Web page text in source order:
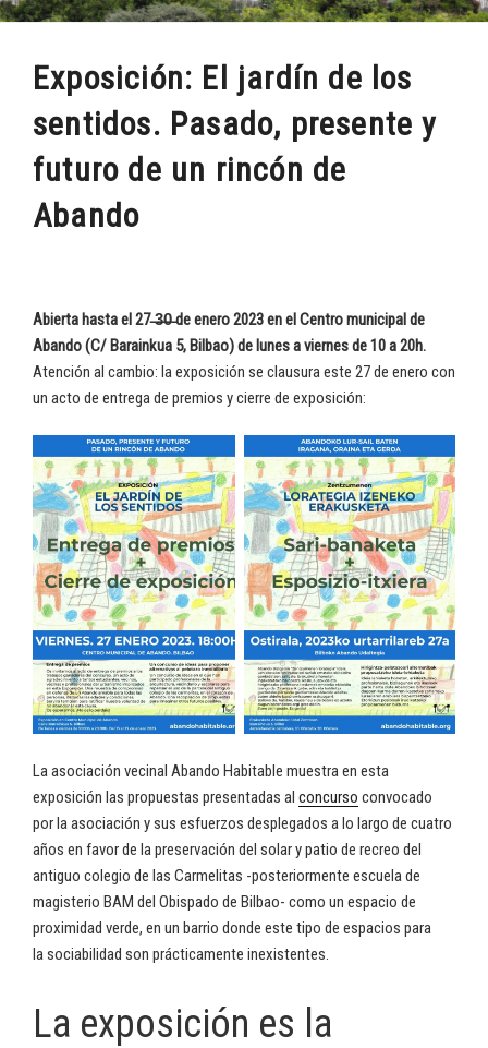
Exposición: El jardín de los
sentidos. Pasado, presente y
futuro de un rincón de
Abando
Abierta hasta el 27 ̶3̶0̶ de enero 2023 en el Centro municipal de
Abando (C/ Barainkua 5, Bilbao) de lunes a viernes de 10 a 20h.
Atención al cambio: la exposición se clausura este 27 de enero con
un acto de entrega de premios y cierre de exposición:
La asociación vecinal Abando Habitable muestra en esta
exposición las propuestas presentadas al concurso convocado
por la asociación y sus esfuerzos desplegados a lo largo de cuatro
años en favor de la preservación del solar y patio de recreo del
antiguo colegio de las Carmelitas -posteriormente escuela de
magisterio BAM del Obispado de Bilbao- como un espacio de
proximidad verde, en un barrio donde este tipo de espacios para
la sociabilidad son prácticamente inexistentes.
La exposición es la